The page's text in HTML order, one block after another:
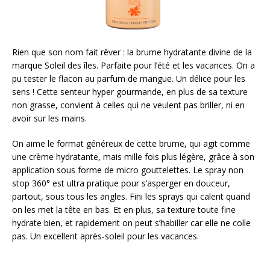
Rien que son nom fait rêver : la brume hydratante divine de la
marque Soleil des îles. Parfaite pour l’été et les vacances. On a
pu tester le flacon au parfum de mangue. Un délice pour les
sens ! Cette senteur hyper gourmande, en plus de sa texture
non grasse, convient à celles qui ne veulent pas briller, ni en
avoir sur les mains.
On aime le format généreux de cette brume, qui agit comme
une crème hydratante, mais mille fois plus légère, grâce à son
application sous forme de micro gouttelettes. Le spray non
stop 360° est ultra pratique pour s’asperger en douceur,
partout, sous tous les angles. Fini les sprays qui calent quand
on les met la tête en bas. Et en plus, sa texture toute fine
hydrate bien, et rapidement on peut s’habiller car elle ne colle
pas. Un excellent après-soleil pour les vacances.